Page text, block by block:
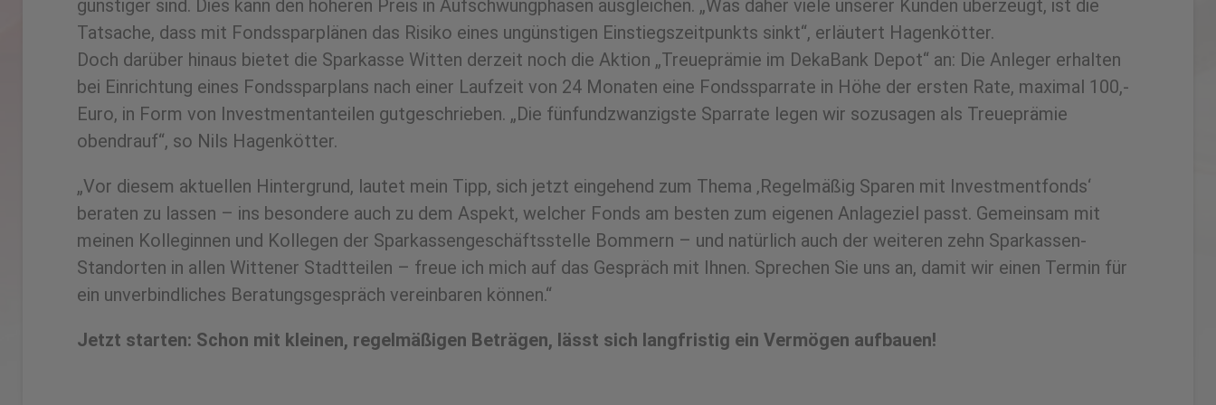
günstiger sind. Dies kann den höheren Preis in Aufschwungphasen ausgleichen. „Was daher viele unserer Kunden überzeugt, ist die
Tatsache, dass mit Fondssparplänen das Risiko eines ungünstigen Einstiegszeitpunkts sinkt“, erläutert Hagenkötter.
Doch darüber hinaus bietet die Sparkasse Witten derzeit noch die Aktion „Treueprämie im DekaBank Depot“ an: Die Anleger erhalten
bei Einrichtung eines Fondssparplans nach einer Laufzeit von 24 Monaten eine Fondssparrate in Höhe der ersten Rate, maximal 100,-
Euro, in Form von Investmentanteilen gutgeschrieben. „Die fünfundzwanzigste Sparrate legen wir sozusagen als Treueprämie
obendrauf“, so Nils Hagenkötter.
„Vor diesem aktuellen Hintergrund, lautet mein Tipp, sich jetzt eingehend zum Thema ‚Regelmäßig Sparen mit Investmentfonds‘
beraten zu lassen – ins besondere auch zu dem Aspekt, welcher Fonds am besten zum eigenen Anlageziel passt. Gemeinsam mit
meinen Kolleginnen und Kollegen der Sparkassengeschäftsstelle Bommern – und natürlich auch der weiteren zehn Sparkassen-
Standorten in allen Wittener Stadtteilen – freue ich mich auf das Gespräch mit Ihnen. Sprechen Sie uns an, damit wir einen Termin für
ein unverbindliches Beratungsgespräch vereinbaren können.“
Jetzt starten: Schon mit kleinen, regelmäßigen Beträgen, lässt sich langfristig ein Vermögen aufbauen!